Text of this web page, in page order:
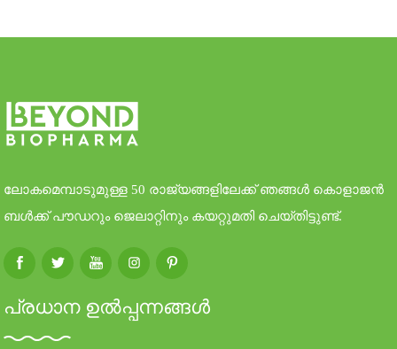
ലോകമെമ്പാടുമുള്ള 50 രാജ്യങ്ങളിലേക്ക് ഞങ്ങൾ കൊളാജൻ
ബൾക്ക് പൗഡറും ജെലാറ്റിനും കയറ്റുമതി ചെയ്തിട്ടുണ്ട്.
പ്രധാന ഉൽപ്പന്നങ്ങൾ